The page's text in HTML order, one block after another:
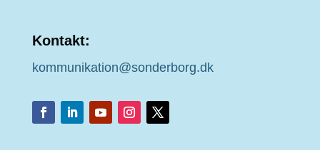
Kontakt:
kommunikation@sonderborg.dk